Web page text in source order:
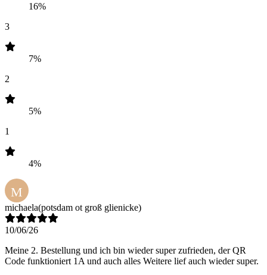
16%
3
7%
2
5%
1
4%
M
michaela(potsdam ot groß glienicke)
10/06/26
Meine 2. Bestellung und ich bin wieder super zufrieden, der QR
Code funktioniert 1A und auch alles Weitere lief auch wieder super.